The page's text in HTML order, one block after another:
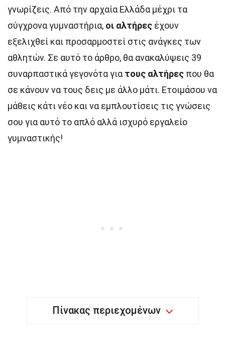
γνωρίζεις. Από την αρχαία Ελλάδα μέχρι τα
σύγχρονα γυμναστήρια, οι αλτήρες έχουν
εξελιχθεί και προσαρμοστεί στις ανάγκες των
αθλητών. Σε αυτό το άρθρο, θα ανακαλύψεις 39
συναρπαστικά γεγονότα για τους αλτήρες που θα
σε κάνουν να τους δεις με άλλο μάτι. Ετοιμάσου να
μάθεις κάτι νέο και να εμπλουτίσεις τις γνώσεις
σου για αυτό το απλό αλλά ισχυρό εργαλείο
γυμναστικής!
Πίνακας περιεχομένων